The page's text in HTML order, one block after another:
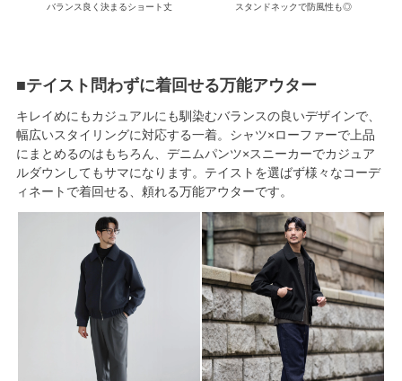
バランス良く決まるショート丈 スタンドネックで防風性も◎
■テイスト問わずに着回せる万能アウター
キレイめにもカジュアルにも馴染むバランスの良いデザインで、
幅広いスタイリングに対応する一着。シャツ×ローファーで上品
にまとめるのはもちろん、デニムパンツ×スニーカーでカジュア
ルダウンしてもサマになります。テイストを選ばず様々なコーデ
ィネートで着回せる、頼れる万能アウターです。